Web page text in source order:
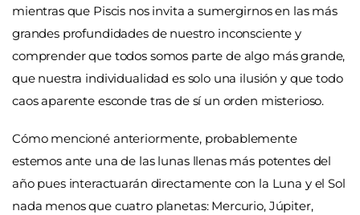
mientras que Piscis nos invita a sumergirnos en las más
grandes profundidades de nuestro inconsciente y
comprender que todos somos parte de algo más grande,
que nuestra individualidad es solo una ilusión y que todo
caos aparente esconde tras de sí un orden misterioso.
Cómo mencioné anteriormente, probablemente
estemos ante una de las lunas llenas más potentes del
año pues interactuarán directamente con la Luna y el Sol
nada menos que cuatro planetas: Mercurio, Júpiter,